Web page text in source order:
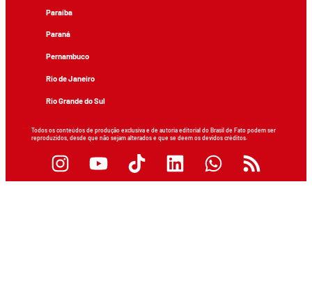
Paraíba
Paraná
Pernambuco
Rio de Janeiro
Rio Grande do Sul
Todos os conteúdos de produção exclusiva e de autoria editorial do Brasil de Fato podem ser
reproduzidos, desde que não sejam alterados e que se deem os devidos créditos.